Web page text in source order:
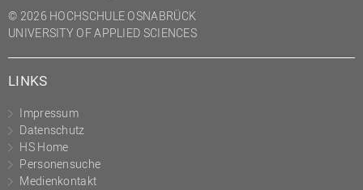
© 2026 HOCHSCHULE OSNABRÜCK
UNIVERSITY OF APPLIED SCIENCES
LINKS
Impressum
Datenschutz
HS Home
Personensuche
Medienkontakt